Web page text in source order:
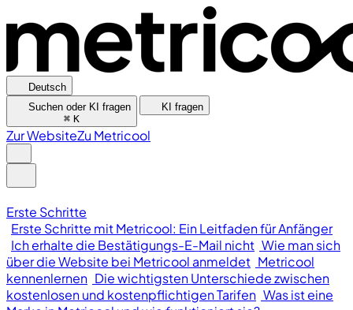
Deutsch
Suchen oder KI fragen
⌘ K
KI fragen
Zur WebsiteZu Metricool
Erste Schritte
Erste Schritte mit Metricool: Ein Leitfaden für Anfänger
Ich erhalte die Bestätigungs-E-Mail nicht Wie man sich
über die Website bei Metricool anmeldet Metricool
kennenlernen Die wichtigsten Unterschiede zwischen
kostenlosen und kostenpflichtigen Tarifen Was ist eine